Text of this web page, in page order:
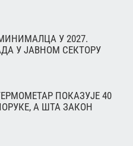
У 2027.
У ЈАВНОМ СЕКТОРУ
ПОКАЗУЈЕ 40
А ШТА ЗАКОН